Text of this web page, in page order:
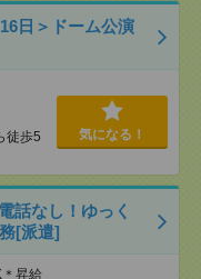
日＞ドーム公演
徒歩5
気になる！
話なし！ゆっく
[派遣]
昇給